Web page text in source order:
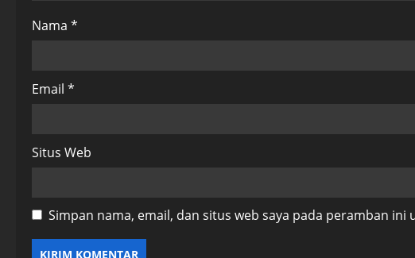
n
Nama *
Email *
Situs Web
Simpan nama, email, dan situs web saya pada peramban